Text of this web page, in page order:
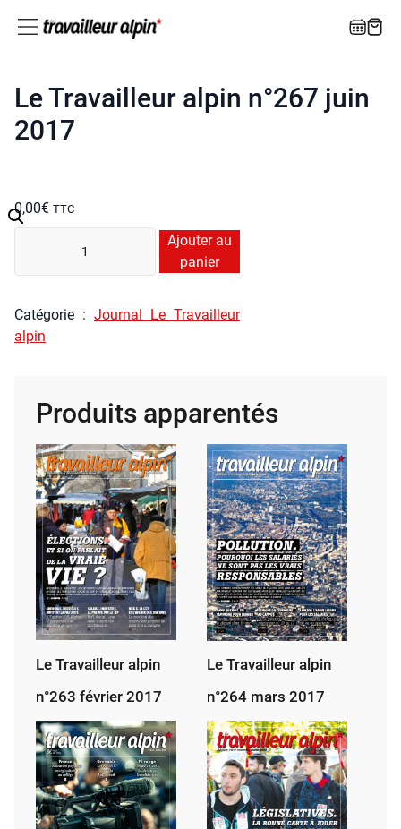
Le Travailleur alpin n°267 juin
2017
0,00€ TTC
té
Le
Tra­
n°267
2017
Ajouter au
panier
Caté­go­rie : Jour­nal Le Tra­vailleur
alpin
Produits apparentés
Le Travailleur alpin
n°263 février 2017
Le Travailleur alpin
n°264 mars 2017